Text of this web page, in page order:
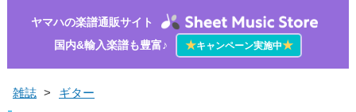
ヤマハの楽譜通販サイト
国内&輸入楽譜も豊富♪
★キャンペーン実施中★
雑誌 > ギター